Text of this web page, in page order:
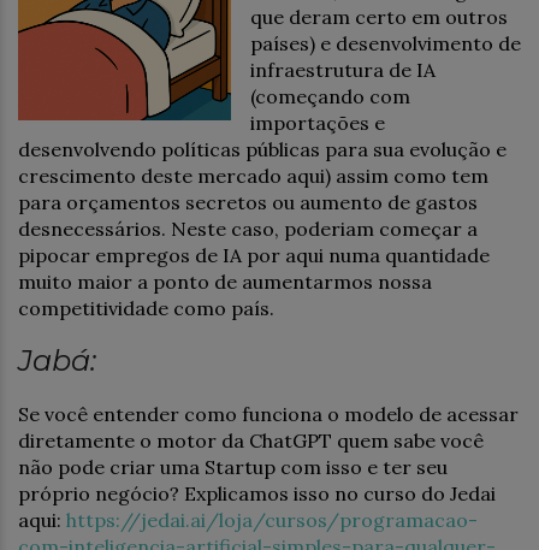
que deram certo em outros
países) e desenvolvimento de
infraestrutura de IA
(começando com
importações e
desenvolvendo políticas públicas para sua evolução e
crescimento deste mercado aqui) assim como tem
para orçamentos secretos ou aumento de gastos
desnecessários. Neste caso, poderiam começar a
pipocar empregos de IA por aqui numa quantidade
muito maior a ponto de aumentarmos nossa
competitividade como país.
Jabá:
Se você entender como funciona o modelo de acessar
diretamente o motor da ChatGPT quem sabe você
não pode criar uma Startup com isso e ter seu
próprio negócio? Explicamos isso no curso do Jedai
aqui: https://jedai.ai/loja/cursos/programacao-